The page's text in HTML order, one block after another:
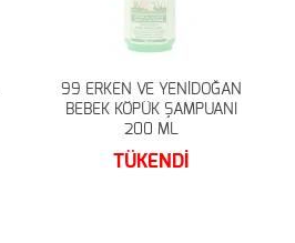
99 ERKEN VE YENİDOĞAN
BEBEK KÖPÜK ŞAMPUANI
200 ML
TÜKENDİ